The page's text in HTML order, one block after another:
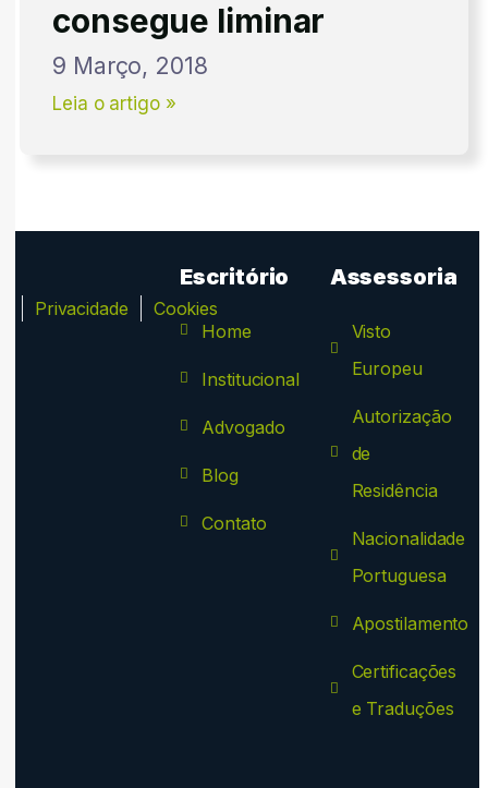
consegue liminar
9 Março, 2018
Leia o artigo »
Privacidade Cookies
Escritório
Home
Institucional
Advogado
Blog
Contato
Assessoria
Visto
Europeu
Autorização
de
Residência
Nacionalidade
Portuguesa
Apostilamento
Certificações
e Traduções